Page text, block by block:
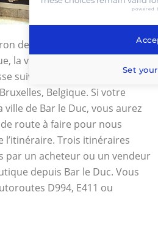
de route de la frontière
la ville de Bruxelles héberge
suivante : Avenue de la
Belgique. Si votre
de Bar le Duc, vous aurez
route à faire pour nous
Trois itinéraires
par un acheteur ou un vendeur
depuis Bar le Duc. Vous
D994, E411 ou
powered
Set